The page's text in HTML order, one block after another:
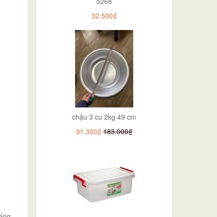
32.500₫
chậu 3 cu 2kg 49 cm
91.300₫ 183.000₫